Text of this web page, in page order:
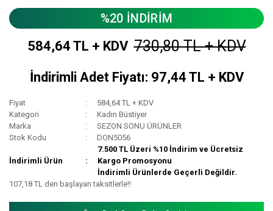
%20 İNDİRİM
584,64 TL + KDV 730,80 TL + KDV
İndirimli Adet Fiyatı: 97,44 TL + KDV
Fiyat
584,64 TL + KDV
Kategori
Kadın Büstiyer
Marka
SEZON SONU ÜRÜNLER
Stok Kodu
DON5056
İndirimli Ürün
7.500 TL Üzeri %10 İndirim ve Ücretsiz
Kargo Promosyonu
İndirimli Ürünlerde Geçerli Değildir.
107,18 TL den başlayan taksitlerle!!